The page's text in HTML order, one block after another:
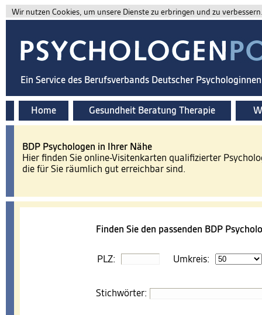
Wir nutzen Cookies, um unsere Dienste zu erbringen und zu
Ein Service des Berufsverbands Deutscher
Home Gesundheit Beratung Therapie
BDP Psychologen in Ihrer Nähe
Hier finden Sie online-Visitenkarten qualifizierter
die für Sie räumlich gut erreichbar sind.
Finden Sie den passenden BDP
PLZ: Umkreis:
Stichwörter: